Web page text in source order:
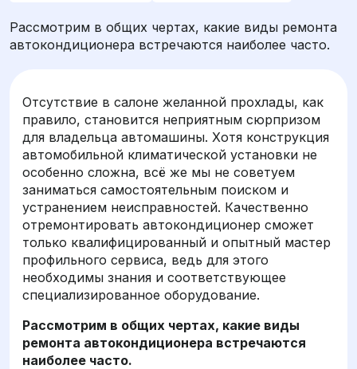
Рассмотрим в общих чертах, какие виды ремонта
автокондиционера встречаются наиболее часто.
Отсутствие в салоне желанной прохлады, как
правило, становится неприятным сюрпризом
для владельца автомашины. Хотя конструкция
автомобильной климатической установки не
особенно сложна, всё же мы не советуем
заниматься самостоятельным поиском и
устранением неисправностей. Качественно
отремонтировать автокондиционер сможет
только квалифицированный и опытный мастер
профильного сервиса, ведь для этого
необходимы знания и соответствующее
специализированное оборудование.
Рассмотрим в общих чертах, какие виды
ремонта автокондиционера встречаются
наиболее часто.